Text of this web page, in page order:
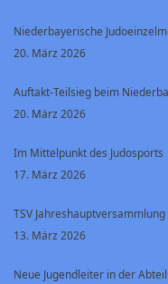
Niederbayerische
20. März 2026
Auftakt-Teilsieg beim
20. März 2026
Im Mittelpunkt des Judosports
17. März 2026
TSV
13. März 2026
Neue Jugendleiter in der